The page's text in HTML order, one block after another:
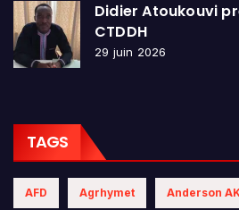
Didier Atoukouvi
CTDDH
29 juin 2026
TAGS
AFD Agrhymet Anderson